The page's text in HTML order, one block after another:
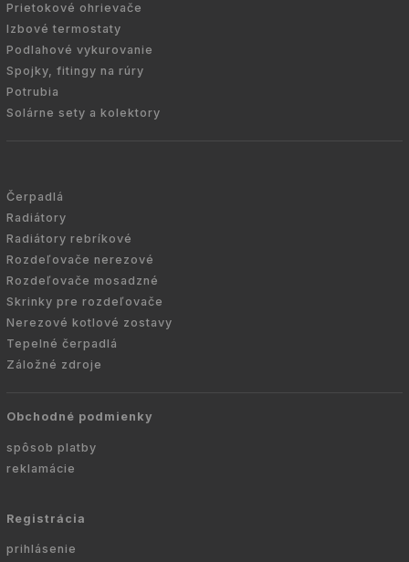
Prietokové ohrievače
Izbové termostaty
Podlahové vykurovanie
Spojky, fitingy na rúry
Potrubia
Solárne sety a kolektory
Čerpadlá
Radiátory
Radiátory rebríkové
Rozdeľovače nerezové
Rozdeľovače mosadzné
Skrinky pre rozdeľovače
Nerezové kotlové zostavy
Tepelné čerpadlá
Záložné zdroje
Obchodné podmienky
spôsob platby
reklamácie
Registrácia
prihlásenie